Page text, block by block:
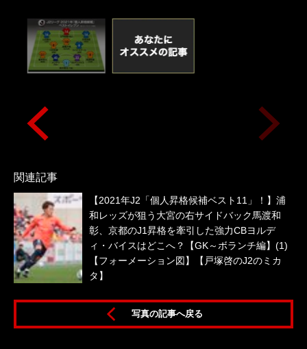
関連記事
【2021年J2「個人昇格候補ベスト11」！】浦
和レッズが狙う大宮の右サイドバック馬渡和
彰、京都のJ1昇格を牽引した強力CBヨルデ
ィ・バイスはどこへ？【GK～ボランチ編】(1)
【フォーメーション図】【戸塚啓のJ2のミカ
タ】
写真の記事へ戻る